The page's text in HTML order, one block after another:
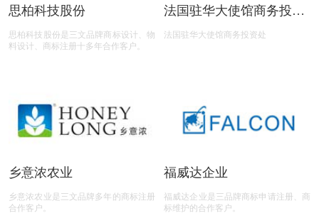
思柏科技股份
思柏科技股份是三文品牌商标设计、物
料设计、商标注册十多年合作客户。
法国驻华大使馆商务投资
法国驻华大使馆商务投资处
乡意浓农业
乡意浓农业是三文品牌多年的商标注册
合作客户。
福威达企业
福威达企业是三品牌商标申请注册、商
标维护的合作客户。